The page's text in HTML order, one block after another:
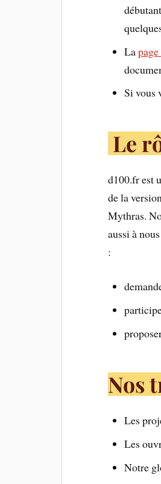
La
Si vous
Le
d100.fr est
de la
Mythras.
aussi à
:
Nos
Les
Les
Notre